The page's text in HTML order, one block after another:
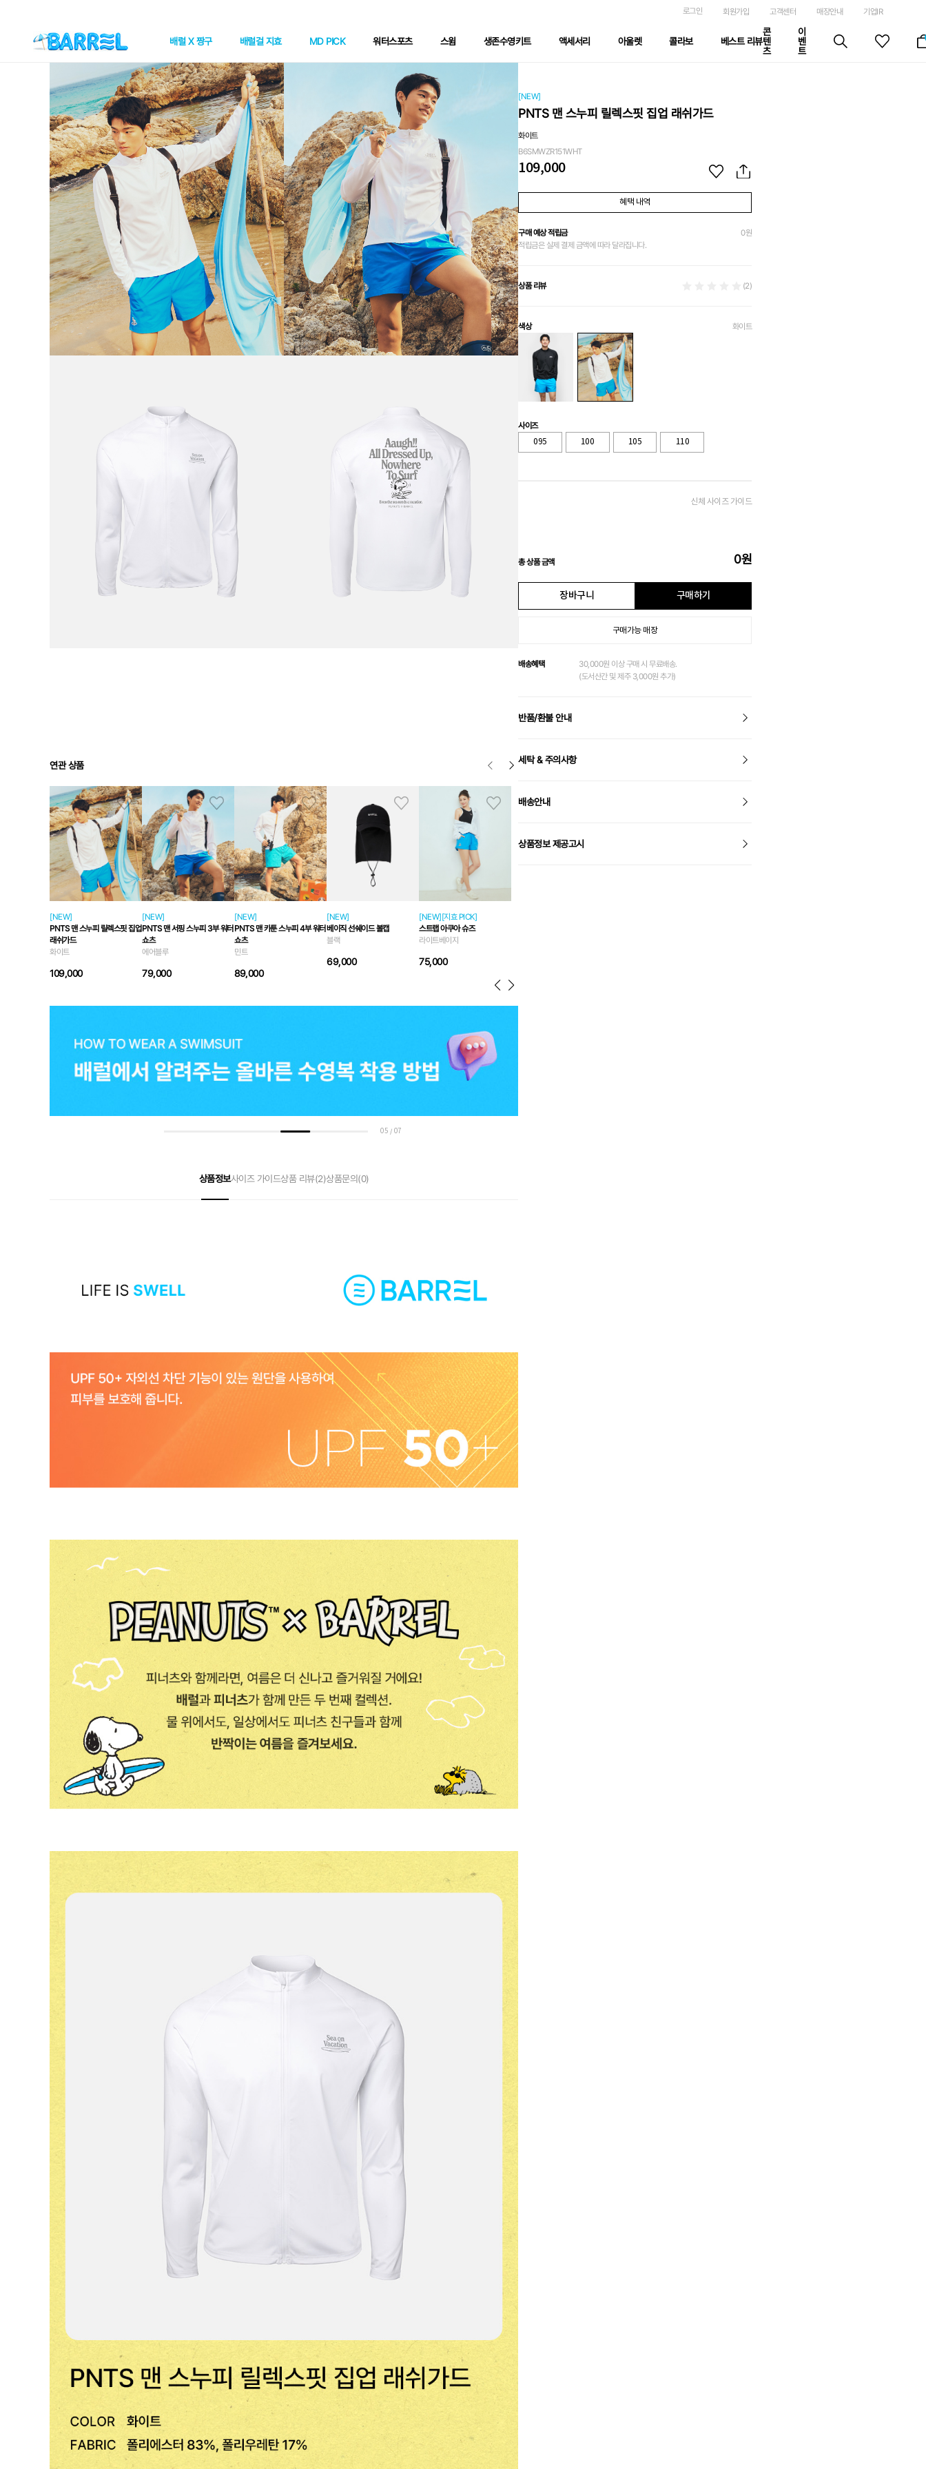
로그인 회원가입 고객센터 매장안내 기업IR
배럴 X 짱구 배럴걸 지효 MD PICK 워터스포츠 스윔 생존수영키트 액세서리 아울렛 콜라보 베스트 리뷰
콘
텐
츠
이
벤
트
연관 상품
[NEW]
PNTS 맨 스누피 릴렉스핏 집업
래쉬가드
화이트
109,000
[NEW]
PNTS 맨 서핑 스누피 3부 워터
쇼츠
에어블루
79,000
[NEW]
PNTS 맨 카툰 스누피 4부 워터
쇼츠
민트
89,000
[NEW]
베이직 선쉐이드 볼캡
블랙
69,000
[NEW][지효 PICK]
스트랩 아쿠아 슈즈
라이트베이지
75,000
05 / 07
상품정보사이즈 가이드상품 리뷰(2)상품문의(0)
[NEW]
PNTS 맨 스누피 릴렉스핏 집업 래쉬가드
화이트
B6SMWZR151WHT
109,000
혜택 내역
구매 예상 적립금
적립금은 실제 결제 금액에 따라 달라집니다.
0원
상품 리뷰 (2)
색상 화이트
사이즈
095 100 105 110
신체 사이즈 가이드
총 상품 금액 0원
장바구니 구매하기
구매가능 매장
배송혜택
30,000원 이상 구매 시 무료배송.
(도서산간 및 제주 3,000원 추가)
반품/환불 안내
세탁 & 주의사항
배송안내
상품정보 제공고시